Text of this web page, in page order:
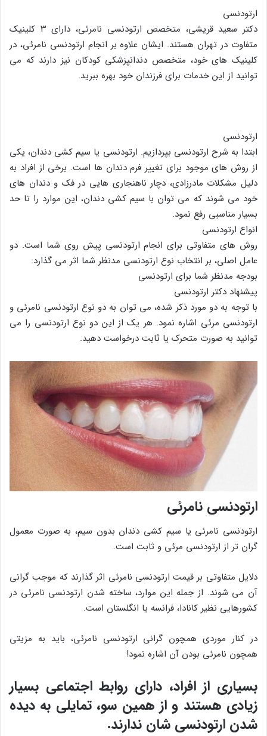
ارتودنسی
دکتر سعید قریشی، متخصص ارتودنسی نامرئی، دارای ۳ کلینیک
متفاوت در تهران هستند. ایشان علاوه بر انجام ارتودنسی نامرئی، در
کلینیک های خود، متخصص دندانپزشکی کودکان نیز دارند که می
توانید از این خدمات برای فرزندان خود بهره ببرید.
ارتودنسی
ابتدا به شرح ارتودنسی بپردازیم. ارتودنسی یا سیم کشی دندان، یکی
از روش های موجود برای تغییر فرم دندان ها است. برخی از افراد به
دلیل مشکلات مادرزادی، دچار ناهنجاری هایی در فک و دندان های
خود می شوند که می توان با سیم کشی دندان، این موارد را تا حد
بسیار مناسبی رفع نمود.
انواع ارتودنسی
روش های متفاوتی برای انجام ارتودنسی پیش روی شما است. دو
عامل اصلی، بر انتخاب نوع ارتودنسی مدنظر شما اثر می گذارد:
بودجه مدنظر شما برای ارتودنسی
پیشنهاد دکتر ارتودنسی
با توجه به دو مورد ذکر شده، می توان به دو نوع ارتودنسی نامرئی و
ارتودنسی مرئی اشاره نمود. هر یک از این دو نوع ارتودنسی را می
توانید به صورت متحرک یا ثابت درخواست دهید.
ارتودنسی نامرئی
ارتودنسی نامرئی یا سیم کشی دندان بدون سیم، به صورت معمول
گران تر از ارتودنسی مرئی و ثابت است.
دلایل متفاوتی بر قیمت ارتودنسی نامرئی اثر گذارند که موجب گرانی
آن می شوند. از جمله این موارد، ساخته شدن ارتودنسی نامرئی در
کشورهایی نظیر کانادا، فرانسه یا انگلستان است.
در کنار موردی همچون گرانی ارتودنسی نامرئی، باید به مزیتی
همچون نامرئی بودن آن اشاره نمود!
بسیاری از افراد، دارای روابط اجتماعی بسیار
زیادی هستند و از همین سو، تمایلی به دیده
شدن ارتودنسی شان ندارند.